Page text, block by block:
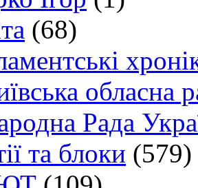
(68)
обласна
Рада
та блоки (579)